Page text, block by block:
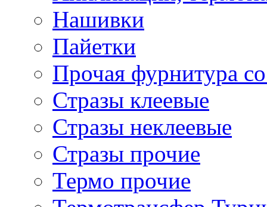
Нашивки
Пайетки
Прочая фурнитура
Стразы клеевые
Стразы неклеевые
Стразы прочие
Термо прочие